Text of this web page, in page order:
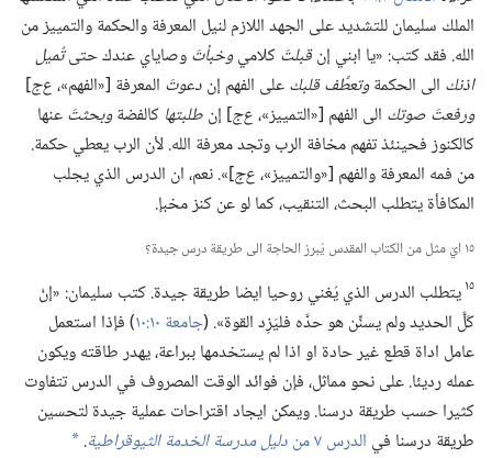
الملك سليمان للتشديد على الجهد اللازم لنيل المعرفة والحكمة والتمييز من
الله.‏ فقد كتب:‏ «يا ابني إنقبلتَكلاميوخبأتَوصاياي عندك حتىتُميل
اذنك الى الحكمةوتعطِّف قلبكعلى الفهم إندعوتَ المعرفة [«الفهم»،‏ع‌ج‏]
ورفعتَ صوتك الى الفهم [«التمييز»،‏ع‌ج‏] إنطلبتها كالفضةوبحثتَعنها
كالكنوز فحينئذ تفهم مخافة الرب وتجد معرفة الله.‏ لأن الرب يعطي حكمة.‏
من فمه المعرفة والفهم [«والتمييز»،‏ع‌ج‏]».‏ نعم،‏ ان الدرس الذي يجلب
المكافأة يتطلب البحث،‏ التنقيب،‏ كما لو عن كنز مخبإ.‏
١٥ ايّ مثل من الكتاب المقدس يُبرز الحاجة الى طريقة درس جيدة؟‏
١٥يتطلب الدرس الذي يُغني روحيا ايضا طريقة جيدة.‏ كتب سليمان:‏ «إنْ
كَلَّ الحديد ولم يسنِّن هو حدَّه فليَزِد القوة».‏ (‏جامعة ١٠:‏١٠
‏)‏ فإذا استعمل
عامل اداة قطع غير حادة او اذا لم يستخدمها ببراعة،‏ يهدر طاقته ويكون
عمله رديئا.‏ على نحو مماثل،‏ فإن فوائد الوقت المصروف في الدرس تتفاوت
كثيرا حسب طريقة درسنا.‏ ويمكن ايجاد اقتراحات عملية جيدة لتحسين
طريقة درسنا في الدرس ٧ من دليل مدرسة الخدمة الثيوقراطية‏.‏
*